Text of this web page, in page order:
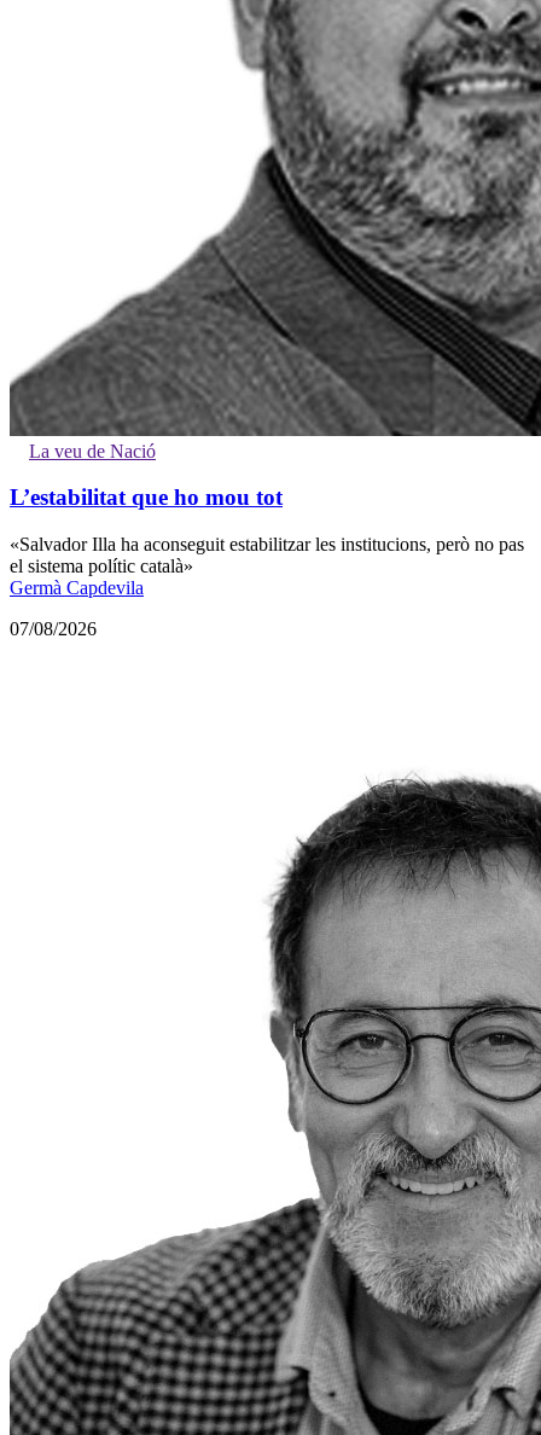
La veu de Nació
L’estabilitat que ho mou tot
«Salvador Illa ha aconseguit estabilitzar les institucions, però no pas
el sistema polític català»
Germà Capdevila
07/08/2026